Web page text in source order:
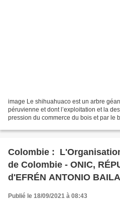
image Le shihuahuaco est un arbre
péruvienne et dont l’exploitation et la
pression du commerce du bois et par le
Colombie :
de Colombie - ONIC,
d'EFRÉN ANTONIO
Publié le 18/09/2021 à 08:43